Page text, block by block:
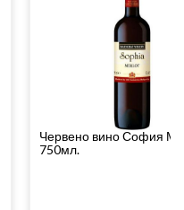
Червено вино София
750мл.